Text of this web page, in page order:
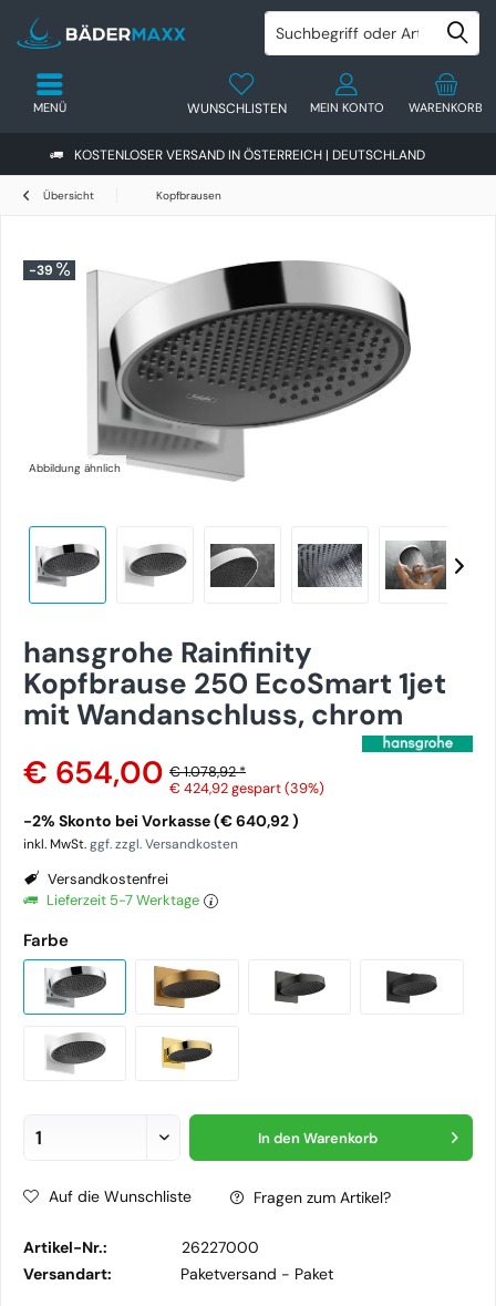
KOSTENLOSER VERSAND IN ÖSTERREICH | DEUTSCHLAND
WARENKORB
WUNSCHLISTEN MEIN KONTO
MENÜ
Übersicht Kopfbrausen
-39
Abbildung ähnlich
hansgrohe Rainfinity
Kopfbrause 250 EcoSmart 1jet
mit Wandanschluss, chrom
€ 654,00 € 1.078,92 *
€ 424,92gespart (39%)
-2% Skonto bei Vorkasse (€ 640,92 )
inkl. MwSt.ggf. zzgl. Versandkosten
Versandkostenfrei
Lieferzeit 5-7 Werktage
Farbe
In den Warenkorb
Auf die Wunschliste Fragen zum Artikel?
Artikel-Nr.:
26227000
Versandart:
Paketversand - Paket